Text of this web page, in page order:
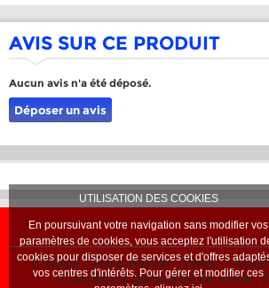
UTILISATION DES COOKIES
En poursuivant votre navigation sans modifier vos
paramètres de cookies, vous acceptez l'utilisation
cookies pour disposer de services et d'offres
vos centres d'intérêts. Pour gérer et modifier ces
AVIS SUR CE PRODUIT
Aucun avis n'a été déposé.
Déposer un avis
Contact Nous trouver News
Conditions générales de vente